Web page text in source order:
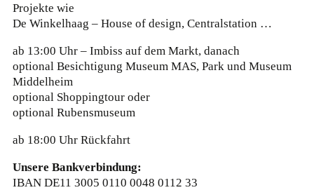
Projekte wie
De Winkelhaag – House of design, Centralstation …
ab 13:00 Uhr – Imbiss auf dem Markt, danach
optional Besichtigung Museum MAS, Park und Museum
Middelheim
optional Shoppingtour oder
optional Rubensmuseum
ab 18:00 Uhr Rückfahrt
Unsere Bankverbindung:
IBAN DE11 3005 0110 0048 0112 33